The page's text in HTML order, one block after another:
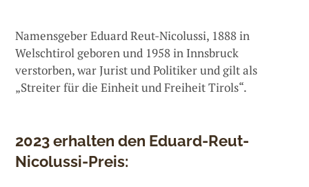
Namensgeber Eduard Reut-Nicolussi, 1888 in
Welschtirol geboren und 1958 in Innsbruck
verstorben, war Jurist und Politiker und gilt als
„Streiter für die Einheit und Freiheit Tirols“.
2023 erhalten den Eduard-Reut-
Nicolussi-Preis: